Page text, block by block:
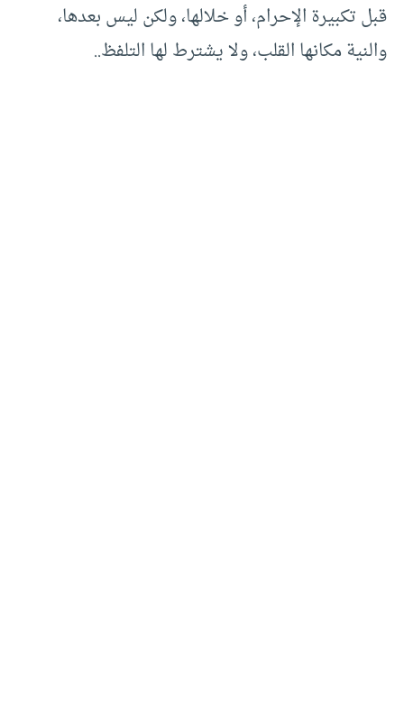
قبل تكبيرة الإحرام، أو خلالها، ولكن ليس بعدها،
والنية مكانها القلب، ولا يشترط لها التلفظ..